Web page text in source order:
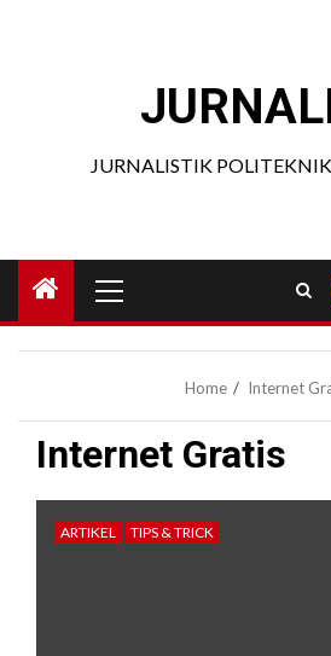
JURNALISTIK
Menu
Home Internet
Internet Gratis
ARTIKEL TIPS & TRICK